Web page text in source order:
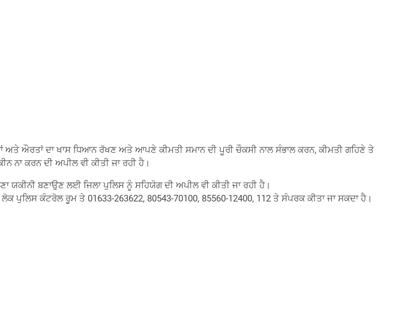
ਔਰਤਾਂ ਦਾ ਖਾਸ ਧਿਆਨ ਰੱਖਣ ਅਤੇ ਆਪਣੇ ਕੀਮਤੀ ਸਮਾਨ ਦੀ ਪੂਰੀ ਚੌਕਸੀ ਨਾਲ ਸੰਭਾਲ ਕਰਨ, ਕੀਮਤੀ ਗਹਿਣੇ ਤੇ
ਨਾ ਕਰਨ ਦੀ ਅਪੀਲ ਵੀ ਕੀਤੀ ਜਾ ਰਹੀ ਹੈ।
ਬਣਾਉਣ ਲਈ ਜਿਲਾ ਪੁਲਿਸ ਨੂੰ ਸਹਿਯੋਗ ਦੀ ਅਪੀਲ ਵੀ ਕੀਤੀ ਜਾ ਰਹੀ ਹੈ।
ਕੰਟਰੋਲ ਰੂਮ ਤੇ 01633-263622, 80543-70100, 85560-12400, 112 ਤੇ ਸੰਪਰਕ ਕੀਤਾ ਜਾ ਸਕਦਾ ਹੈ।